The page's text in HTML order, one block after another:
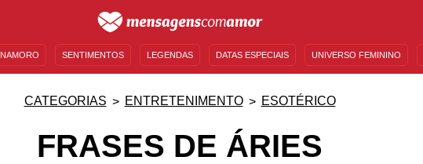
NAMORO SENTIMENTOS LEGENDAS DATAS ESPECIAIS UNIVERSO FEMININO
CATEGORIAS ENTRETENIMENTO ESOTÉRICO
FRASES DE ÁRIES